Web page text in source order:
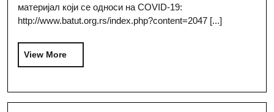
материјал који се односи на COVID-19:
http://www.batut.org.rs/index.php?content=2047 [...]
View More